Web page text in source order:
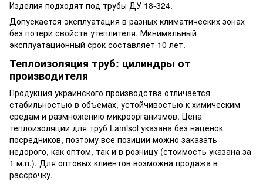
Изделия подходят под трубы ДУ 18-324.
Допускается эксплуатация в разных климатических зонах
без потери свойств утеплителя. Минимальный
эксплуатационный срок составляет 10 лет.
Теплоизоляция труб: цилиндры от
производителя
Продукция украинского производства отличается
стабильностью в объемах, устойчивостью к химическим
средам и размножению микроорганизмов. Цена
теплоизоляции для труб Lamisol указана без наценок
посредников, поэтому все позиции можно заказать
недорого, как оптом, так и в розницу (стоимость указана за
1 м.п.). Для оптовых клиентов возможна продажа в
рассрочку.